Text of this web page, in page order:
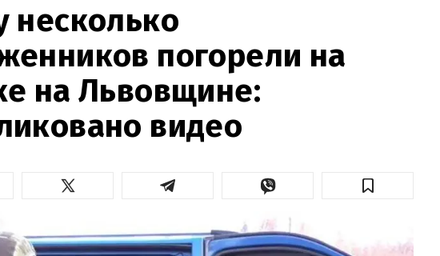
несколько
погорели на
на Львовщине:
видео